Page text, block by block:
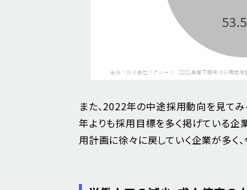
また、2022年の中途採用動向を見て
年よりも採用目標を多く掲げている企
用計画に徐々に戻していく企業が多く